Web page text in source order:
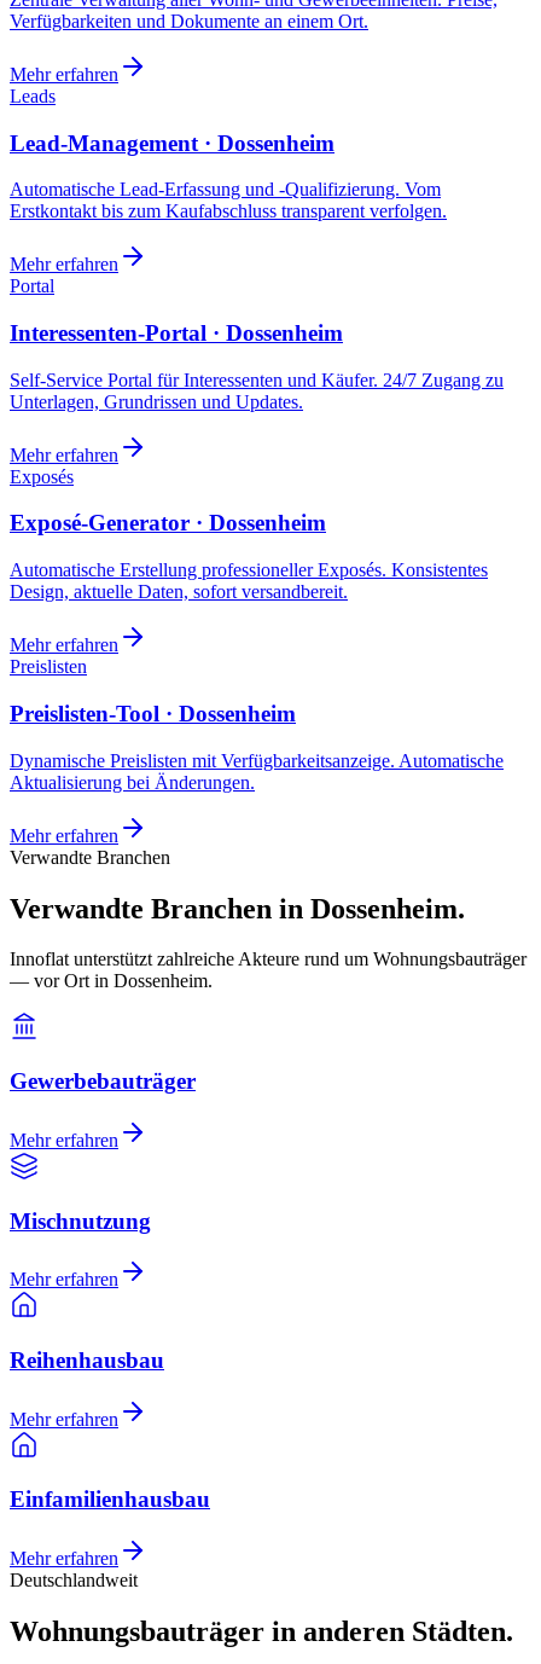
Verfügbarkeiten und Dokumente an einem Ort.
Mehr erfahren
Leads
Lead-Management · Dossenheim
Automatische Lead-Erfassung und -Qualifizierung. Vom
Erstkontakt bis zum Kaufabschluss transparent verfolgen.
Mehr erfahren
Portal
Interessenten-Portal · Dossenheim
Self-Service Portal für Interessenten und Käufer. 24/7 Zugang zu
Unterlagen, Grundrissen und Updates.
Mehr erfahren
Exposés
Exposé-Generator · Dossenheim
Automatische Erstellung professioneller Exposés. Konsistentes
Design, aktuelle Daten, sofort versandbereit.
Mehr erfahren
Preislisten
Preislisten-Tool · Dossenheim
Dynamische Preislisten mit Verfügbarkeitsanzeige. Automatische
Aktualisierung bei Änderungen.
Mehr erfahren
Verwandte Branchen
Verwandte Branchen in Dossenheim.
Innoflat unterstützt zahlreiche Akteure rund um Wohnungsbauträger
— vor Ort in Dossenheim.
Gewerbebauträger
Mehr erfahren
Mischnutzung
Mehr erfahren
Reihenhausbau
Mehr erfahren
Einfamilienhausbau
Mehr erfahren
Deutschlandweit
Wohnungsbauträger in anderen Städten.